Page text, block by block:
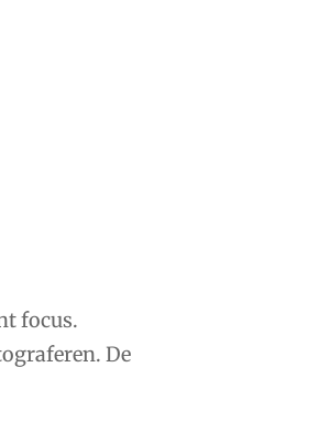
focus.
De